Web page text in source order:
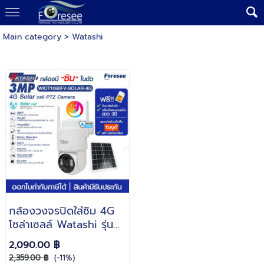
Main category> Watashi
กล้องวงจรปิดใส่ซิม 4G
โซล่าเซลล์ Watashi รุ่น
WIOT1060FV-SOLAR-
4G ความละเอียดภาพ 3
2,090.00 ฿
2,359.00 ฿ (-11%)